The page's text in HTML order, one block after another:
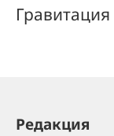
Гравитация
Редакция